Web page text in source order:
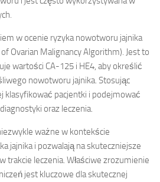
w ocenie ryzyka nowotworu jajnika
of Ovarian Malignancy Algorithm). Jest to
wartości CA-125 i HE4, aby określić
nowotworu jajnika. Stosując
klasyfikować pacjentki i podejmować
oraz leczenia.
ważne w kontekście
jajnika i pozwalają na skuteczniejsze
trakcie leczenia. Właściwe zrozumienie
jest kluczowe dla skutecznej